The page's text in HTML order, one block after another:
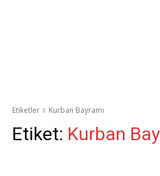
Etiketler Kurban Bayramı
Etiket: Kurban